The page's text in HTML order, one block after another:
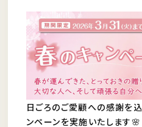
日ごろのご愛顧への感謝を
ンペーンを実施いたします🌸